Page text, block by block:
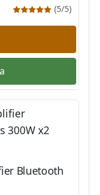
(5/5)
Bluetooth